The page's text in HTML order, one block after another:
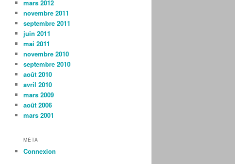
mars 2012
novembre 2011
septembre 2011
juin 2011
mai 2011
novembre 2010
septembre 2010
août 2010
avril 2010
mars 2009
août 2006
mars 2001
MÉTA
Connexion